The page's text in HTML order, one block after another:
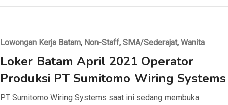
Lowongan Kerja Batam, Non-Staff, SMA/Sederajat, Wanita
Loker Batam April 2021 Operator
Produksi PT Sumitomo Wiring Systems
PT Sumitomo Wiring Systems saat ini sedang membuka